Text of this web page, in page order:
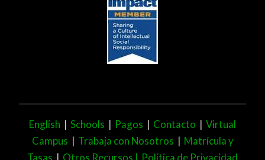
English | Schools | Pagos | Contacto | Virtual
Campus | Trabaja con Nosotros | Matrícula y
Tasas | Otros Recursos | Política de Privacidad